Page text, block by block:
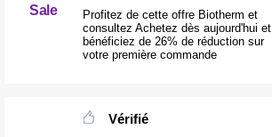
Sale
Profitez de cette offre Biotherm et
consultez Achetez dès aujourd'hui et
bénéficiez de 26% de réduction sur
votre première commande
Vérifié